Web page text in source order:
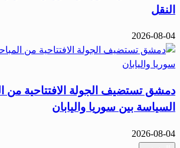
النقل
2026-08-04
دمشق تستضيف الجولة الافتتاحية من
السياسة بين سوريا واليابان
2026-08-04